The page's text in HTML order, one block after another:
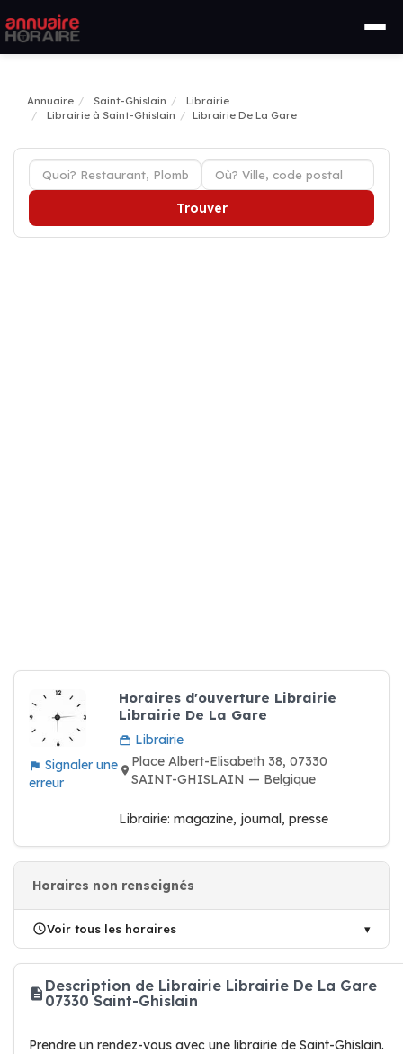
Annuaire Saint-Ghislain
Librairie
Librairie à Saint-Ghislain
Librairie De La Gare
Trouver
Signaler une
erreur
Horaires d'ouverture Librairie
Librairie De La Gare
Librairie
Place Albert-Elisabeth 38, 07330
SAINT-GHISLAIN — Belgique
Librairie: magazine, journal, presse
Horaires non renseignés
Voir tous les horaires
Description de Librairie Librairie De La Gare
07330 Saint-Ghislain
Prendre un rendez-vous avec une librairie de Saint-Ghislain.